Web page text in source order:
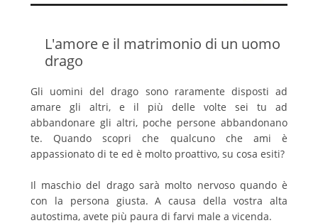
L'amore e il matrimonio di un uomo
drago
Gli uomini del drago sono raramente disposti ad
amare gli altri, e il più delle volte sei tu ad
abbandonare gli altri, poche persone abbandonano
te. Quando scopri che qualcuno che ami è
appassionato di te ed è molto proattivo, su cosa esiti?
Il maschio del drago sarà molto nervoso quando è
con la persona giusta. A causa della vostra alta
autostima, avete più paura di farvi male a vicenda.